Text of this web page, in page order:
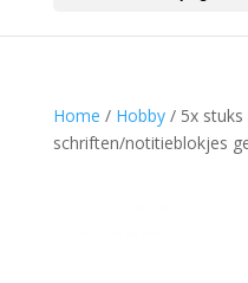
Home / Hobby/ 5x stuks
schriften/notitieblokjes